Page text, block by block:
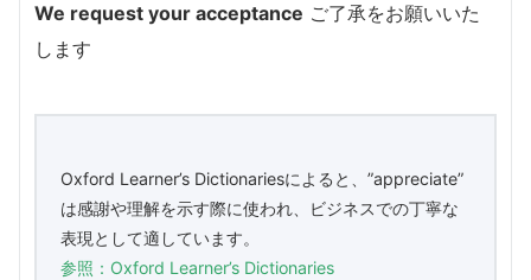
We request your acceptance ご了承をお願いいた
します
Oxford Learner’s Dictionariesによると、”appreciate”
は感謝や理解を示す際に使われ、ビジネスでの丁寧な
表現として適しています。
参照：Oxford Learner’s Dictionaries